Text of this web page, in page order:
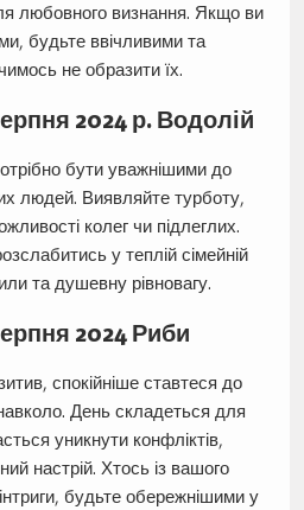
любовного визнання. Якщо ви
будьте ввічливими та
не образити їх.
2024 р. Водолій
бути уважнішими до
людей. Виявляйте турботу,
колег чи підлеглих.
у теплій сімейній
та душевну рівновагу.
2024 Риби
спокійніше ставтеся до
День складеться для
уникнути конфліктів,
настрій. Хтось із вашого
будьте обережнішими у